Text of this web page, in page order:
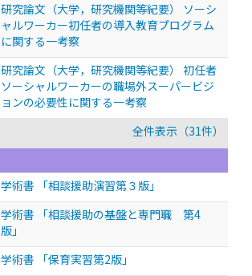
研究論文（大学，研究機関等紀要） ソーシ
ャルワーカー初任者の導入教育プログラム
に関する一考察
研究論文（大学，研究機関等紀要） 初任者
ソーシャルワーカーの職場外スーパービジ
ョンの必要性に関する一考察
全件表示（31件）
学術書 「相談援助演習第３版」
学術書 「相談援助の基盤と専門職 第4
版」
学術書 「保育実習第2版」